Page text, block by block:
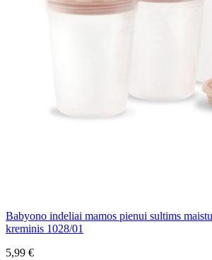
Babyono indeliai mamos pienui sultims
kreminis 1028/01
5,99 €